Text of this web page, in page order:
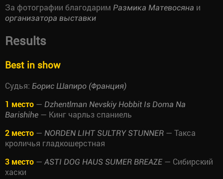
За фотографии благодарим Размика Матевосяна и
организатора выставки
Results
Best in show
Судья: Борис Шапиро (Франция)
1 место — Dzhentlman Nevskiy Hobbit Is Doma Na
Barishihe — Кинг чарльз спаниель
2 место — NORDEN LIHT SULTRY STUNNER — Такса
кроличья гладкошерстная
3 место — ASTI DOG HAUS SUMER BREAZE — Сибирский
хаски